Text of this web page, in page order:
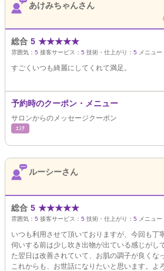
あけみちゃんさん
総合 5 ★★★★★
雰囲気： 5 接客サービス： 5 技術・仕上がり： 5 メニュー
すごくいつも綺麗にしてくれて満足。
予約時のクーポン・メニュー
サロンからのメッセージクーポン
ｴｽﾃ
ルーシーさん
総合 5 ★★★★★
雰囲気： 5 接客サービス： 5 技術・仕上がり： 5 メニュー
いつも利用させて頂いておりますが、今回も丁
伺いする前は少し吹き出物が出ている感じがし
た翌日は改善されていて、お肌の調子が良くな
これからも、お世話になりたいと思います。よ